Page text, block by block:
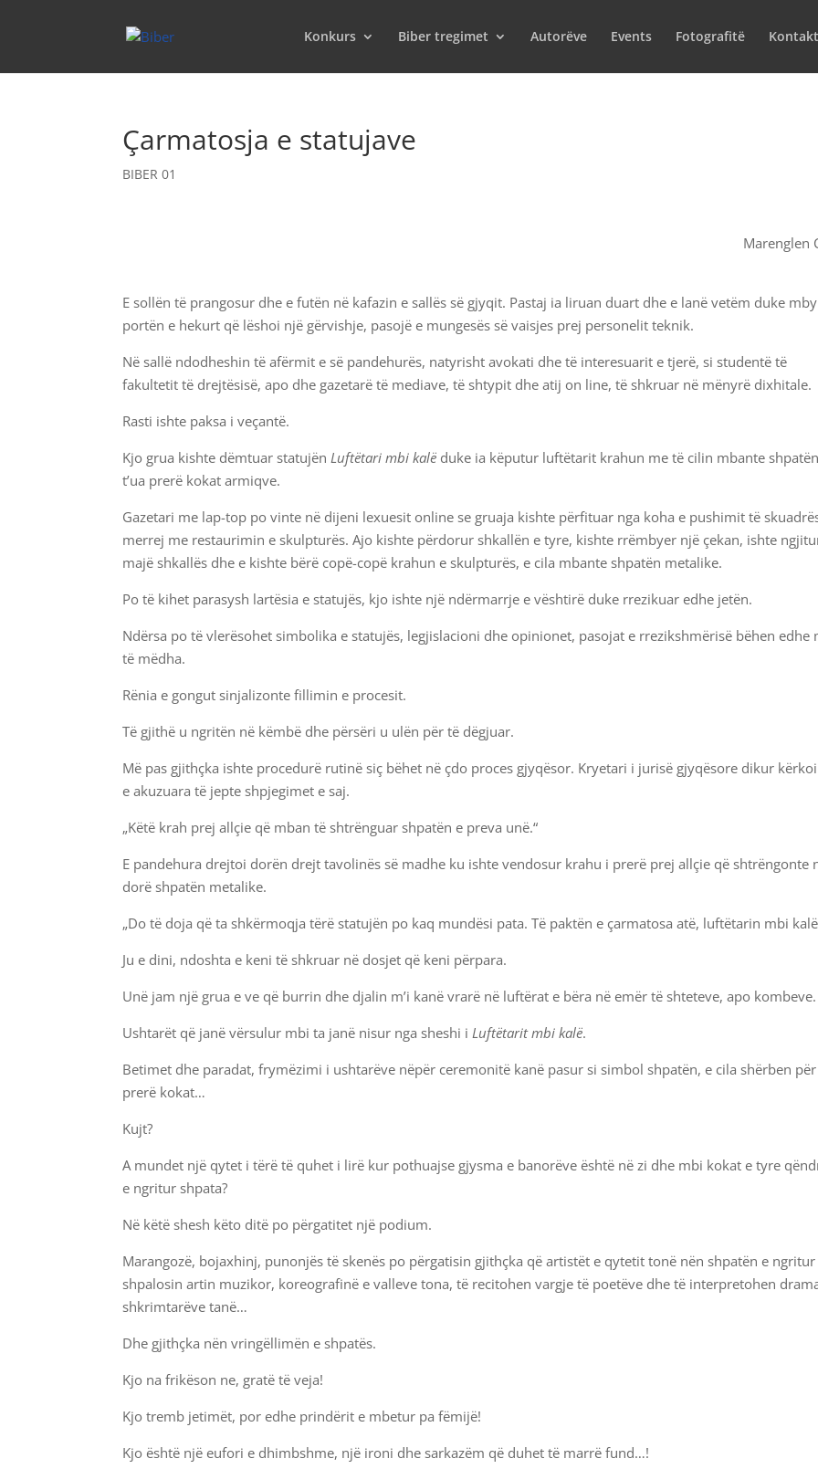
Konkurs Biber tregimet Autorëve Events Fotografitë Kontakt
Çarmatosja e statujave
BIBER 01
Marenglen
E sollën të prangosur dhe e futën në kafazin e sallës së gjyqit. Pastaj ia liruan duart dhe e lanë vetëm duke
portën e hekurt që lëshoi një gërvishje, pasojë e mungesës së vaisjes prej personelit teknik.
Në sallë ndodheshin të afërmit e së pandehurës, natyrisht avokati dhe të interesuarit e tjerë, si studentë të
fakultetit të drejtësisë, apo dhe gazetarë të mediave, të shtypit dhe atij on line, të shkruar në mënyrë dixhitale.
Rasti ishte paksa i veçantë.
Kjo grua kishte dëmtuar statujënLuftëtari mbi kalë duke ia këputur luftëtarit krahun me të cilin mbante
t’ua prerë kokat armiqve.
Gazetari me lap-top po vinte në dijeni lexuesit online se gruaja kishte përfituar nga koha e pushimit të
merrej me restaurimin e skulpturës. Ajo kishte përdorur shkallën e tyre, kishte rrëmbyer një çekan, ishte
majë shkallës dhe e kishte bërë copë-copë krahun e skulpturës, e cila mbante shpatën metalike.
Po të kihet parasysh lartësia e statujës, kjo ishte një ndërmarrje e vështirë duke rrezikuar edhe jetën.
Ndërsa po të vlerësohet simbolika e statujës, legjislacioni dhe opinionet, pasojat e rrezikshmërisë bëhen edhe
të mëdha.
Rënia e gongut sinjalizonte fillimin e procesit.
Të gjithë u ngritën në këmbë dhe përsëri u ulën për të dëgjuar.
Më pas gjithçka ishte procedurë rutinë siç bëhet në çdo proces gjyqësor. Kryetari i jurisë gjyqësore dikur
e akuzuara të jepte shpjegimet e saj.
„Këtë krah prej allçie që mban të shtrënguar shpatën e preva unë.“
E pandehura drejtoi dorën drejt tavolinës së madhe ku ishte vendosur krahu i prerë prej allçie që shtrëngonte
dorë shpatën metalike.
„Do të doja që ta shkërmoqja tërë statujën po kaq mundësi pata. Të paktën e çarmatosa atë, luftëtarin mbi
Ju e dini, ndoshta e keni të shkruar në dosjet që keni përpara.
Unë jam një grua e ve që burrin dhe djalin m’i kanë vrarë në luftërat e bëra në emër të shteteve, apo kombeve.
Ushtarët që janë vërsulur mbi ta janë nisur nga sheshi iLuftëtarit mbi kalë.
Betimet dhe paradat, frymëzimi i ushtarëve nëpër ceremonitë kanë pasur si simbol shpatën, e cila shërben për
prerë kokat…
Kujt?
A mundet një qytet i tërë të quhet i lirë kur pothuajse gjysma e banorëve është në zi dhe mbi kokat e tyre
e ngritur shpata?
Në këtë shesh këto ditë po përgatitet një podium.
Marangozë, bojaxhinj, punonjës të skenës po përgatisin gjithçka që artistët e qytetit tonë nën shpatën e
shpalosin artin muzikor, koreografinë e valleve tona, të recitohen vargje të poetëve dhe të interpretohen
shkrimtarëve tanë…
Dhe gjithçka nën vringëllimën e shpatës.
Kjo na frikëson ne, gratë të veja!
Kjo tremb jetimët, por edhe prindërit e mbetur pa fëmijë!
Kjo është një eufori e dhimbshme, një ironi dhe sarkazëm që duhet të marrë fund…!